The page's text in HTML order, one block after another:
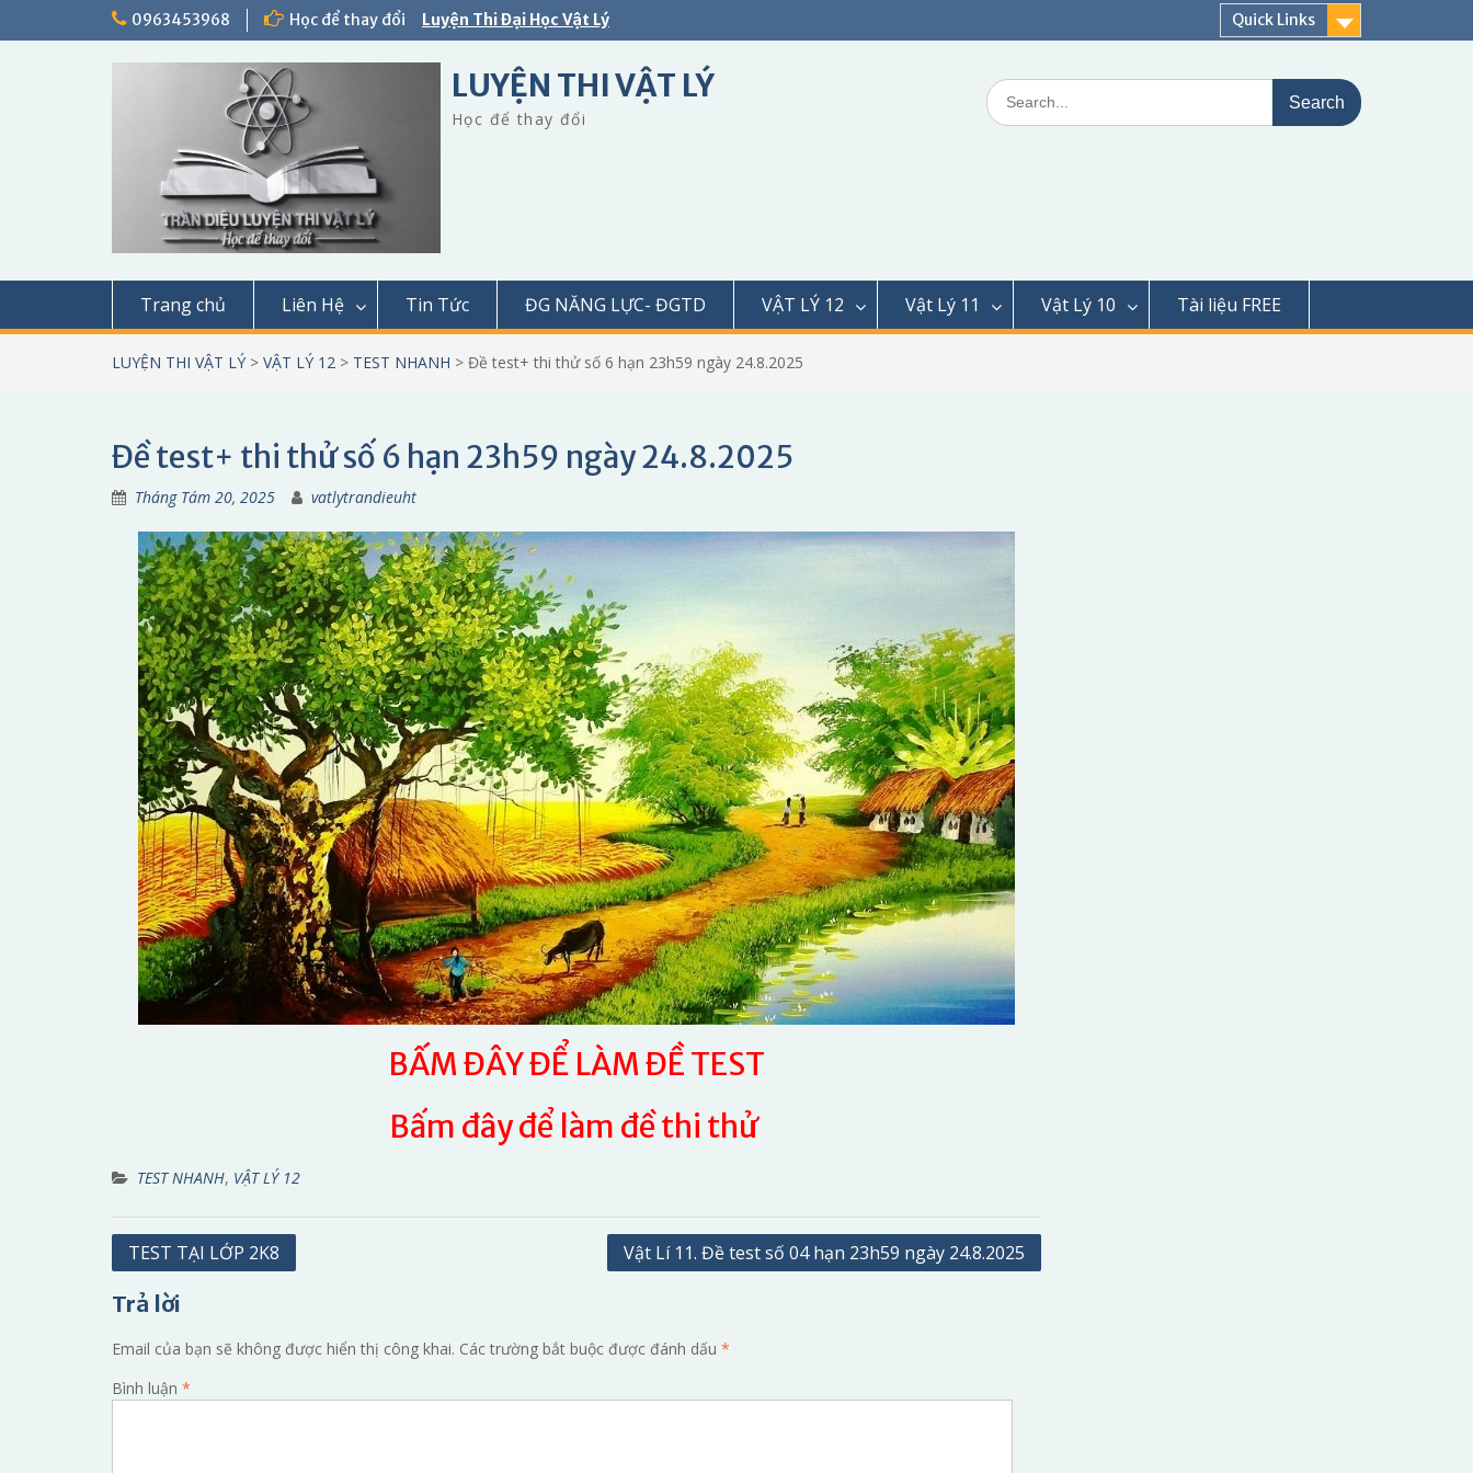
0963453968 Học để thay đổi Luyện Thi Đại Học Vật Lý Quick Links
LUYỆN THI VẬT LÝ
Học để thay đổi
Search
for:
Trang chủ Liên Hệ Tin Tức ĐG NĂNG LỰC- ĐGTD VẬT LÝ 12 Vật Lý 11 Vật Lý 10 Tài liệu FREE
LUYỆN THI VẬT LÝ > VẬT LÝ 12 > TEST NHANH > Đề test+ thi thử số 6 hạn 23h59 ngày 24.8.2025
Đề test+ thi thử số 6 hạn 23h59 ngày 24.8.2025
Tháng Tám 20, 2025 vatlytrandieuht
BẤM ĐÂY ĐỂ LÀM ĐỀ TEST
Bấm đây để làm đề thi thử
TEST NHANH, VẬT LÝ 12
Điều
bài
viết
TEST TẠI LỚP 2K8 Vật Lí 11. Đề test số 04 hạn 23h59 ngày 24.8.2025
Trả lời
Email của bạn sẽ không được hiển thị công khai. Các trường bắt buộc được đánh dấu *
Bình luận *